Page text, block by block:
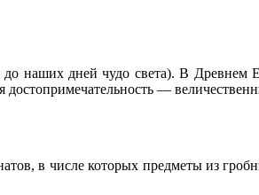
наших дней чудо света). В Древнем
достопримечательность —
в числе которых предметы из